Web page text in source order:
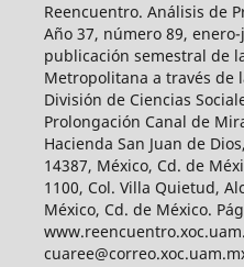
Reencuentro. Análisis de
Año 37, número 89,
publicación semestral de
Metropolitana a través de
División de Ciencias
Prolongación Canal de
Hacienda San Juan de
14387, México, Cd. de
1100, Col. Villa Quietud,
México, Cd. de México.